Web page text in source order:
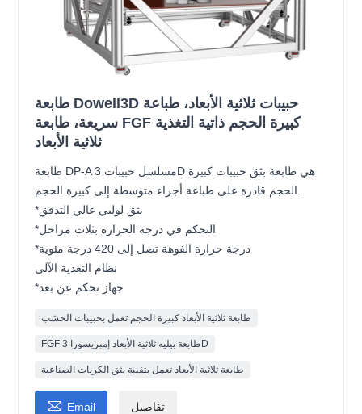
طابعة Dowell3D حبيبات ثلاثية الأبعاد، طباعة
سريعة، طابعة FGF كبيرة الحجم ذاتية التغذية
ثلاثية الأبعاد
طابعة DP-A مسلسل حبيبات 3D هي طابعة بثق حبيبات كبيرة
*بثق لولبي عالي التدفق
*التحكم في درجة الحرارة بثلاث مراحل
*درجة حرارة الفوهة تصل إلى 420 درجة مئوية
نظام التغذية الآلي
*جهاز تحكم عن بعد
طابعة ثلاثية الأبعاد كبيرة الحجم تعمل بحبيبات الخشب
FGF طابعة بيليه ثلاثية الأبعاد إمبريسورا 3D
طابعة ثلاثية الأبعاد تعمل بتقنية بثق الكريات الصناعية
 Email تفاصيل